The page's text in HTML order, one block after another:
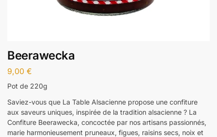
Beerawecka
9,00 €
Pot de 220g
Saviez-vous que La Table Alsacienne propose une confiture
aux saveurs uniques, inspirée de la tradition alsacienne ? La
Confiture Beerawecka, concoctée par nos artisans passionnés,
marie harmonieusement pruneaux, figues, raisins secs, noix et